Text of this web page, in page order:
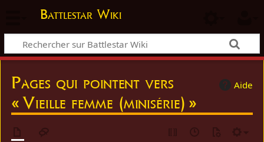
Battlestar Wiki
Aide
Pages qui pointent vers
« Vieille femme (minisérie) »